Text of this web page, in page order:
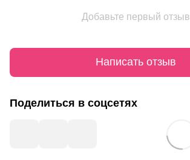
Добавьте первый отзыв
Написать отзыв
Поделиться в соцсетях